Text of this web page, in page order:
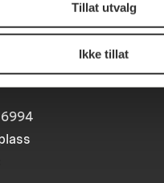
Tillat utvalg
Ikke tillat